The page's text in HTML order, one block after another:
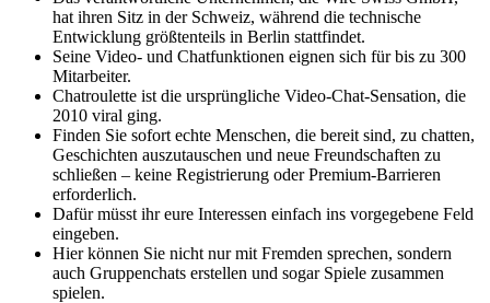
hat ihren Sitz in der Schweiz, während die technische
Entwicklung größtenteils in Berlin stattfindet.
Seine Video- und Chatfunktionen eignen sich für bis zu 300
Mitarbeiter.
Chatroulette ist die ursprüngliche Video-Chat-Sensation, die
2010 viral ging.
Finden Sie sofort echte Menschen, die bereit sind, zu chatten,
Geschichten auszutauschen und neue Freundschaften zu
schließen – keine Registrierung oder Premium-Barrieren
erforderlich.
Dafür müsst ihr eure Interessen einfach ins vorgegebene Feld
eingeben.
Hier können Sie nicht nur mit Fremden sprechen, sondern
auch Gruppenchats erstellen und sogar Spiele zusammen
spielen.